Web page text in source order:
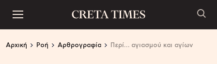
Αρχική Ροή Αρθρογραφία Περί… αγιασμού και αγίων